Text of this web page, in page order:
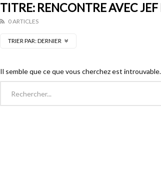
TITRE: RENCONTRE AVEC
0 ARTICLES
TRIER PAR:DERNIER
Il semble que ce que vous cherchez est